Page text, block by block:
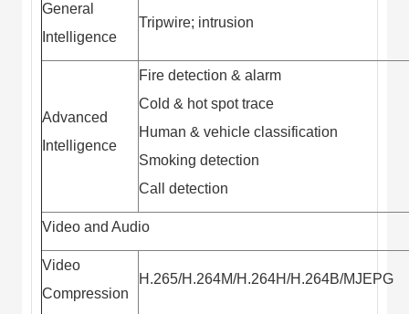
General
Intelligence
Tripwire; intrusion
Advanced
Intelligence
Fire detection & alarm
Cold & hot spot trace
Human & vehicle classification
Smoking detection
Call detection
Video and Audio
Video
Compression
H.265/H.264M/H.264H/H.264B/MJEPG